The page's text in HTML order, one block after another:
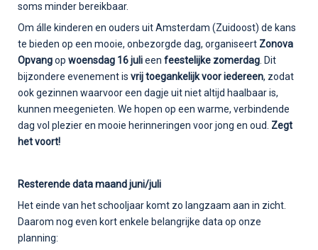
soms minder bereikbaar.
Om álle kinderen en ouders uit Amsterdam (Zuidoost) de kans
te bieden op een mooie, onbezorgde dag, organiseert Zonova
Opvangop woensdag 16 julieen feestelijke zomerdag . Dit
bijzondere evenement is vrij toegankelijk voor iedereen, zodat
ook gezinnen waarvoor een dagje uit niet altijd haalbaar is,
kunnen meegenieten. We hopen op een warme, verbindende
dag vol plezier en mooie herinneringen voor jong en oud. Zegt
het voort!
Resterende data maand juni/juli
Het einde van het schooljaar komt zo langzaam aan in zicht.
Daarom nog even kort enkele belangrijke data op onze
planning: